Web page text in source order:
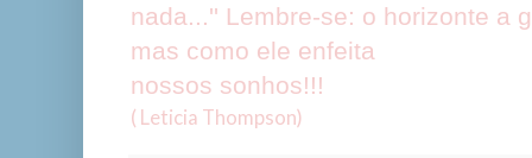
nada...'' Lembre-se: o horizonte a
mas como ele enfeita
nossos sonhos!!!
( Leticia Thompson)